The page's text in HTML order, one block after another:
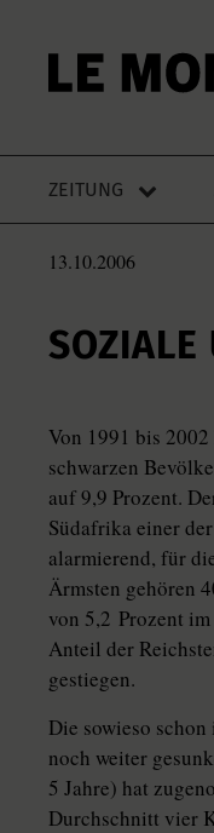
ZEITUNG
13.10.2006
SOZIALE
Von 1991 bis
schwarzen
auf 9,9 Prozent.
Südafrika einer
alarmierend, für
Ärmsten gehören
von 5,2 Prozent
Anteil der
gestiegen.
Die sowieso
noch weiter
5 Jahre) hat
Durchschnitt vier